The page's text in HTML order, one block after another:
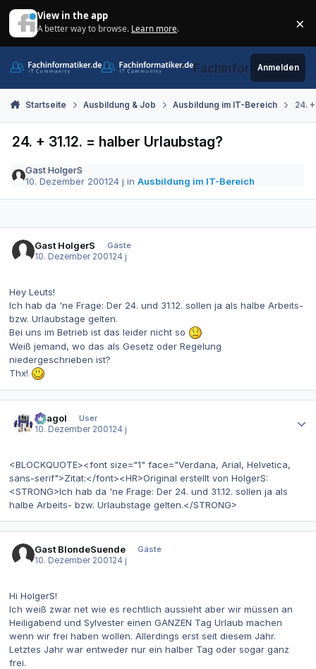
View in the app
A better way to browse. Learn more. ×
Fachinformatiker.de
Anmelden
Startseite Ausbildung & Job Ausbildung im IT-Bereich 24.
24. + 31.12. = halber Urlaubstag?
Gast HolgerS
10. Dezember 200124 j inAusbildung im IT-Bereich
Gast HolgerS
Gäste
10. Dezember 2001 24 j
Hey Leuts!
Ich hab da 'ne Frage: Der 24. und 31.12. sollen ja als halbe Arbeits-
bzw. Urlaubstage gelten.
Bei uns im Betrieb ist das leider nicht so
Weiß jemand, wo das als Gesetz oder Regelung
niedergeschrieben ist?
Thx!
Beagol
User
10. Dezember 2001 24 j
<BLOCKQUOTE><font size="1" face="Verdana, Arial, Helvetica,
sans-serif">Zitat:</font><HR>Original erstellt von HolgerS:
<STRONG>Ich hab da 'ne Frage: Der 24. und 31.12. sollen ja als
halbe Arbeits- bzw. Urlaubstage gelten.</STRONG>
Gast BlondeSuende
Gäste
10. Dezember 2001 24 j
Hi HolgerS!
Ich weiß zwar net wie es rechtlich aussieht aber wir müssen an
Heiligabend und Sylvester einen GANZEN Tag Urlaub machen
wenn wir frei haben wollen. Allerdings erst seit diesem Jahr.
Letztes Jahr war entweder nur ein halber Tag oder sogar ganz
frei.